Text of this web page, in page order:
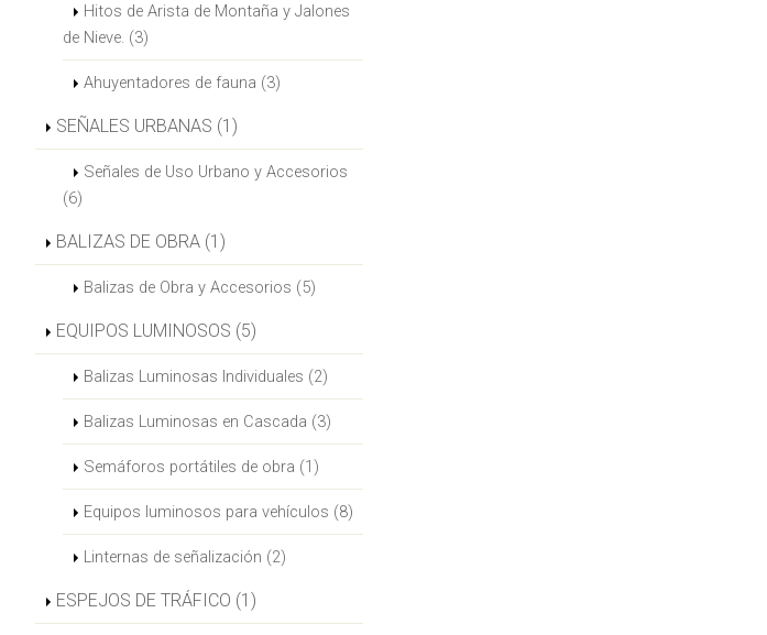
Hitos de Arista de Montaña y Jalones
de Nieve. (3)
Ahuyentadores de fauna (3)
SEÑALES URBANAS (1)
Señales de Uso Urbano y Accesorios
(6)
BALIZAS DE OBRA (1)
Balizas de Obra y Accesorios (5)
EQUIPOS LUMINOSOS (5)
Balizas Luminosas Individuales (2)
Balizas Luminosas en Cascada (3)
Semáforos portátiles de obra (1)
Equipos luminosos para vehículos (8)
Linternas de señalización (2)
ESPEJOS DE TRÁFICO (1)